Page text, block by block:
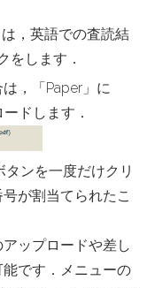
，英語での査読結
をします．
，「Paper」に
ドします．
ンを一度だけクリ
が割当てられたこ
ップロードや差し
です．メニューの